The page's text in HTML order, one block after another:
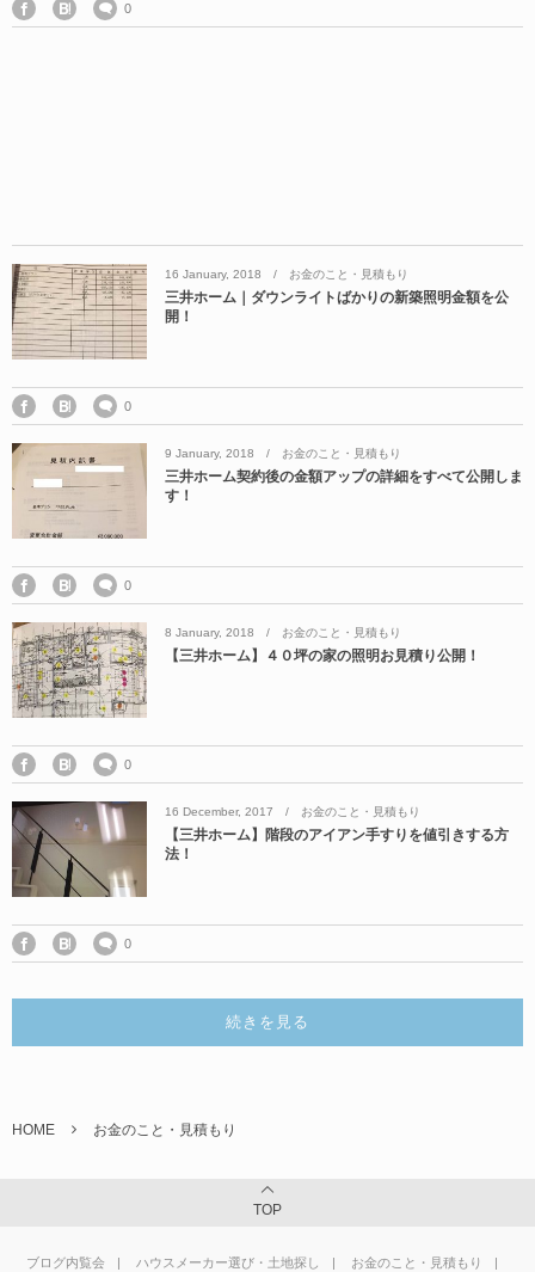
0
16 January, 2018 お金のこと・見積もり
三井ホーム｜ダウンライトばかりの新築照明金額を公
開！
0
9 January, 2018 お金のこと・見積もり
三井ホーム契約後の金額アップの詳細をすべて公開しま
す！
0
8 January, 2018 お金のこと・見積もり
【三井ホーム】４０坪の家の照明お見積り公開！
0
16 December, 2017 お金のこと・見積もり
【三井ホーム】階段のアイアン手すりを値引きする方
法！
0
続きを見る
HOME お金のこと・見積もり
TOP
ブログ内覧会 ハウスメーカー選び・土地探し お金のこと・見積もり